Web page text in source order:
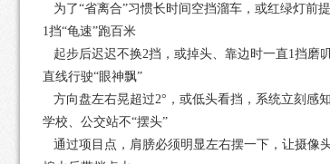
为了“省离合”习惯长时间空挡溜车，或红绿灯前
1挡“龟速”跑百米
起步后迟迟不换2挡，或掉头、靠边时一直1挡磨
直线行驶“眼神飘”
方向盘左右晃超过2°，或低头看挡，系统立刻感
学校、公交站不“摆头”
通过项目点，肩膀必须明显左右摆一下，让摄像